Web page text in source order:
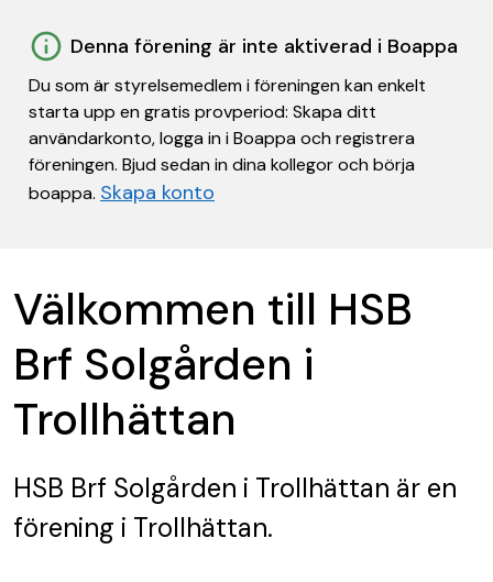
Denna förening är inte aktiverad i Boappa
Du som är styrelsemedlem i föreningen kan enkelt
starta upp en gratis provperiod: Skapa ditt
användarkonto, logga in i Boappa och registrera
föreningen. Bjud sedan in dina kollegor och börja
boappa. Skapa konto
Välkommen till HSB
Brf Solgården i
Trollhättan
HSB Brf Solgården i Trollhättan är en
förening i Trollhättan.